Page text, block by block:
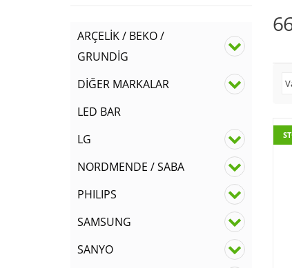
ARÇELİK / BEKO /
GRUNDİG
DİĞER MARKALAR
LED BAR
LG
NORDMENDE / SABA
PHILIPS
SAMSUNG
SANYO